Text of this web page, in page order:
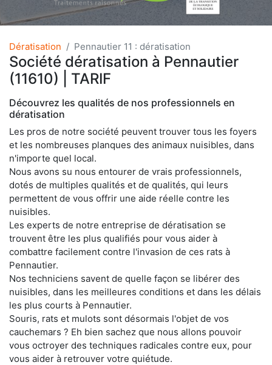
Dératisation Pennautier 11 : dératisation
Société dératisation à Pennautier
(11610) | TARIF
Découvrez les qualités de nos professionnels en
dératisation
Les pros de notre société peuvent trouver tous les foyers
et les nombreuses planques des animaux nuisibles, dans
n'importe quel local.
Nous avons su nous entourer de vrais professionnels,
dotés de multiples qualités et de qualités, qui leurs
permettent de vous offrir une aide réelle contre les
nuisibles.
Les experts de notre entreprise de dératisation se
trouvent être les plus qualifiés pour vous aider à
combattre facilement contre l'invasion de ces rats à
Pennautier.
Nos techniciens savent de quelle façon se libérer des
nuisibles, dans les meilleures conditions et dans les délais
les plus courts à Pennautier.
Souris, rats et mulots sont désormais l'objet de vos
cauchemars ? Eh bien sachez que nous allons pouvoir
vous octroyer des techniques radicales contre eux, pour
vous aider à retrouver votre quiétude.